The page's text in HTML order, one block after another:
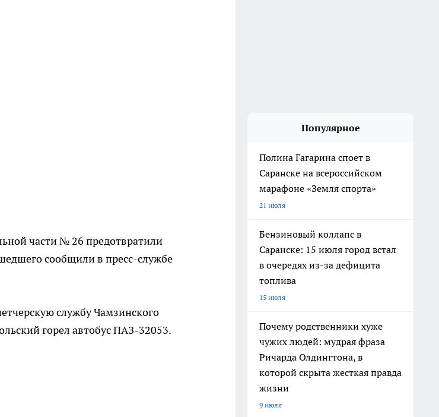
части № 26 предотвратили
сообщили в пресс-службе
службу Чамзинского
горел автобус ПАЗ-32053.
Популярное
Полина Гагарина споет в
Саранске на всероссийском
марафоне «Земля спорта»
21 июля
Бензиновый коллапс в
Саранске: 15 июля город встал
в очередях из-за дефицита
топлива
15 июля
Почему родственники хуже
чужих людей: мудрая фраза
Ричарда Олдингтона, в
которой скрыта жесткая правда
жизни
9 июля